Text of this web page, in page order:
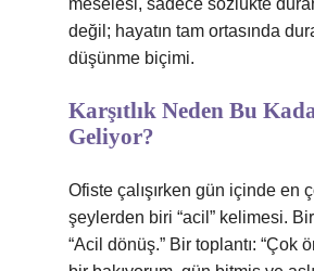
meselesi, sadece sözlükte
değil; hayatın tam ortasında
düşünme biçimi.
Karşıtlık Neden Bu
Geliyor?
Ofiste çalışırken gün içinde en
şeylerden biri “acil” kelimesi.
“Acil dönüş.” Bir toplantı: “Çok